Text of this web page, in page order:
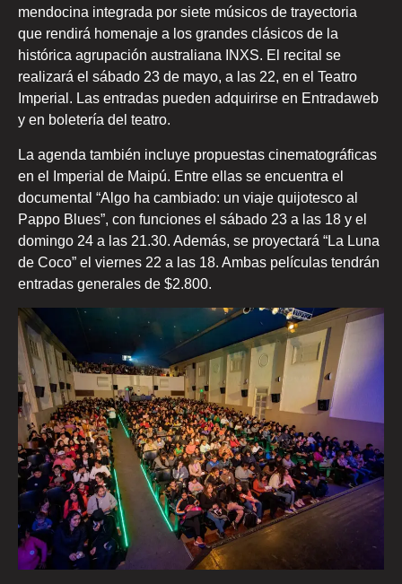
mendocina integrada por siete músicos de trayectoria
que rendirá homenaje a los grandes clásicos de la
histórica agrupación australiana INXS. El recital se
realizará el sábado 23 de mayo, a las 22, en el Teatro
Imperial . Las entradas pueden adquirirse en Entradaweb
y en boletería del teatro.
La agenda también incluye propuestas cinematográficas
en el Imperial de Maipú. Entre ellas se encuentra el
documental “Algo ha cambiado: un viaje quijotesco al
Pappo Blues”, con funciones el sábado 23 a las 18 y el
domingo 24 a las 21.30. Además, se proyectará “La Luna
de Coco” el viernes 22 a las 18. Ambas películas tendrán
entradas generales de $2.800.